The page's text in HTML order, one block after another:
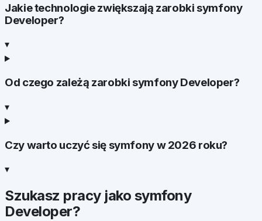
Jakie technologie zwiększają zarobki symfony
Developer?
▾
Od czego zależą zarobki symfony Developer?
▾
Czy warto uczyć się symfony w 2026 roku?
▾
Szukasz pracy jako symfony
Developer?